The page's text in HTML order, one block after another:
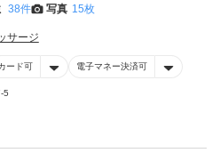
38件 写真 15枚
サージ
ード可 電子マネー決済可
5